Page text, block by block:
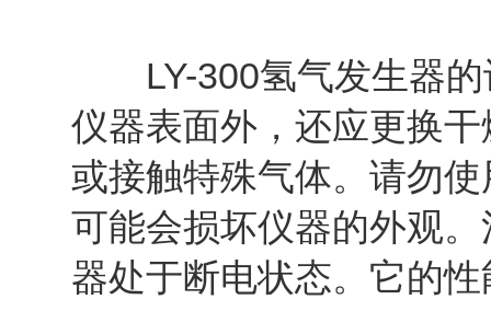
LY-300氢气发生器的
仪器表面外，还应更换
或接触特殊气体。请勿
可能会损坏仪器的外观
器处于断电状态。它的